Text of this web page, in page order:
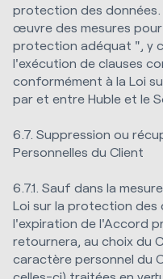
protection des données.
œuvre des mesures
protection adéquat ", y
l'exécution de clauses
conformément à la Loi
par et entre Huble et le
6.7. Suppression ou
Personnelles du Client
6.7.1. Sauf dans la
Loi sur la protection des
l'expiration de l'Accord
retournera, au choix du
caractère personnel du